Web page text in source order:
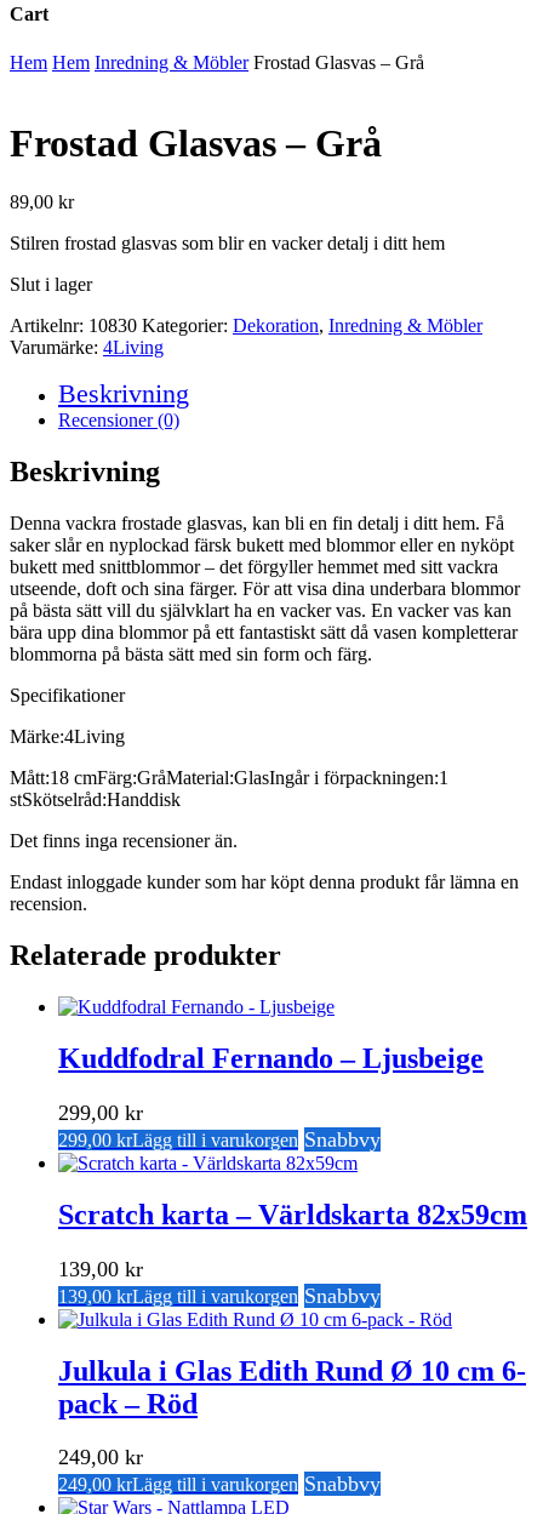
Cart
Close
Hem Hem Inredning & Möbler Frostad Glasvas – Grå
Frostad Glasvas – Grå
89,00 kr
Stilren frostad glasvas som blir en vacker detalj i ditt hem
Slut i lager
Artikelnr: 10830 Kategorier: Dekoration, Inredning & Möbler
Varumärke: 4Living
Beskrivning
Recensioner (0)
Beskrivning
Denna vackra frostade glasvas, kan bli en fin detalj i ditt hem. Få
saker slår en nyplockad färsk bukett med blommor eller en nyköpt
bukett med snittblommor – det förgyller hemmet med sitt vackra
utseende, doft och sina färger. För att visa dina underbara blommor
på bästa sätt vill du självklart ha en vacker vas. En vacker vas kan
bära upp dina blommor på ett fantastiskt sätt då vasen kompletterar
blommorna på bästa sätt med sin form och färg.
Specifikationer
Märke:4Living
Mått:18 cmFärg:GråMaterial:GlasIngår i förpackningen:1
stSkötselråd:Handdisk
Det finns inga recensioner än.
Endast inloggade kunder som har köpt denna produkt får lämna en
recension.
Relaterade produkter
Kuddfodral Fernando – Ljusbeige
299,00 kr
299,00 krLägg till i varukorgen Snabbvy
Scratch karta – Världskarta 82x59cm
139,00 kr
139,00 krLägg till i varukorgen Snabbvy
Julkula i Glas Edith Rund Ø 10 cm 6-
pack – Röd
249,00 kr
249,00 krLägg till i varukorgen Snabbvy